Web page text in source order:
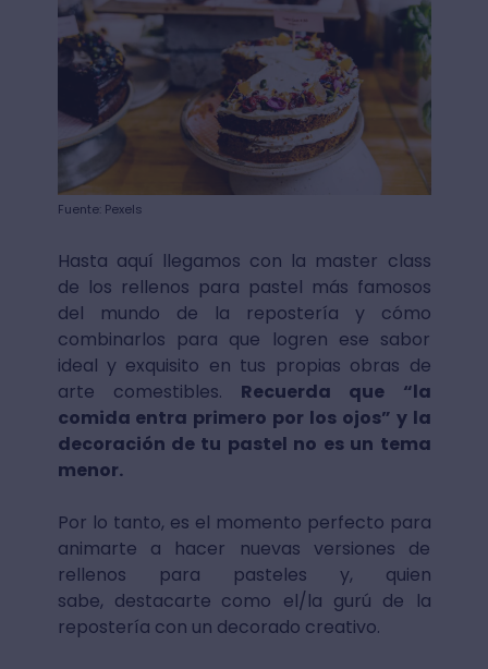
Fuente: Pexels
Hasta aquí llegamos con la master class
de los rellenos para pastel más famosos
del mundo de la repostería y cómo
combinarlos para que logren ese sabor
ideal y exquisito en tus propias obras de
arte comestibles. Recuerda que “la
comida entra primero por los ojos” y la
decoración de tu pastel no es un tema
menor.
Por lo tanto, es el momento perfecto para
animarte a hacer nuevas versiones de
rellenos para pasteles y, quien
sabe, destacarte como el/la gurú de la
repostería con un decorado creativo.